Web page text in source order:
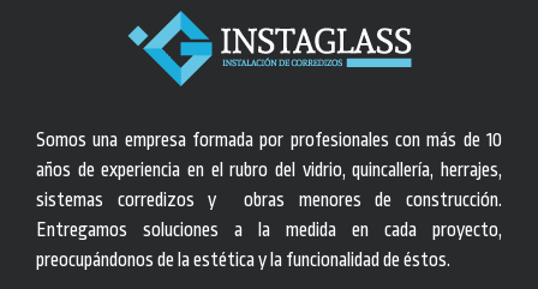
Somos una empresa formada por profesionales con más de 10
años de experiencia en el rubro del vidrio, quincallería, herrajes,
sistemas corredizos y obras menores de construcción.
Entregamos soluciones a la medida en cada proyecto,
preocupándonos de la estética y la funcionalidad de éstos.